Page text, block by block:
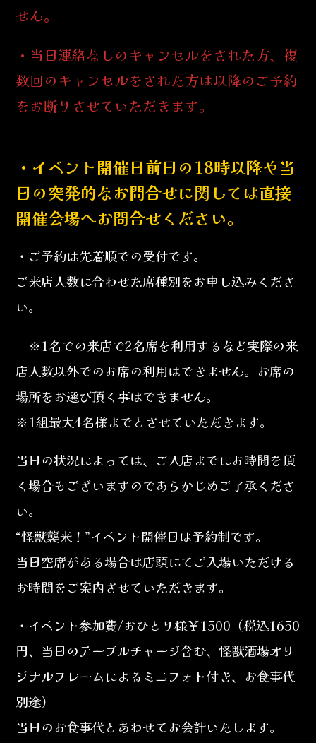
せん。
・当日連絡なしのキャンセルをされた方、複
数回のキャンセルをされた方は以降のご予約
をお断りさせていただきます。
・イベント開催日前日の18時以降や当
日の突発的なお問合せに関しては直接
開催会場へお問合せください。
・ご予約は先着順での受付です。
ご来店人数に合わせた席種別をお申し込みくださ
い。
※1名での来店で2名席を利用するなど実際の来
店人数以外でのお席の利用はできません。お席の
場所をお選び頂く事はできません。
※1組最大4名様までとさせていただきます。
当日の状況によっては、ご入店までにお時間を頂
く場合もございますのであらかじめご了承くださ
い。
“怪獣襲来！”イベント開催日は予約制です。
当日空席がある場合は店頭にてご入場いただける
お時間をご案内させていただきます。
・イベント参加費/おひとり様￥1500（税込1650
円、当日のテーブルチャージ含む、怪獣酒場オリ
ジナルフレームによるミニフォト付き、お食事代
別途）
当日のお食事代とあわせてお会計いたします。